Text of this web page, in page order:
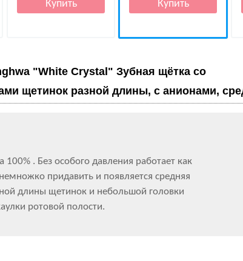
"White Crystal" Зубная щётка со
щетинок разной длины, с анионами,
100% . Без особого давления работает как
придавить и появляется средняя
длины щетинок и небольшой головки
ротовой полости.